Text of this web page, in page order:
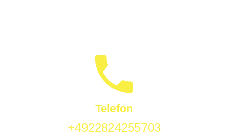
Telefon
+4922824255703